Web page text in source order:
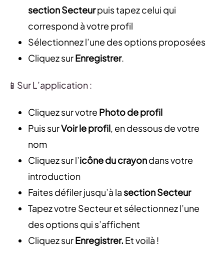
section Secteurpuis tapez celui qui
correspond à votre profil
Sélectionnez l’une des options proposées
Cliquez surEnregistrer.
📱Sur L’application :
Cliquez sur votre Photo de profil
Puis surVoir le profil, en dessous de votre
nom
Cliquez sur l’icône du crayondans votre
introduction
Faites défiler jusqu’à lasection Secteur
Tapez votre Secteur et sélectionnez l’une
des options qui s’affichent
Cliquez surEnregistrer. Et voilà !